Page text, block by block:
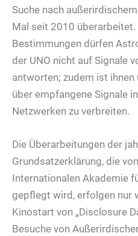
Suche nach
Mal seit 2010 überarbeitet.
Bestimmungen dürfen
der UNO nicht auf Signale
antworten; zudem ist
über empfangene Signale
Netzwerken zu verbreiten.
Die Überarbeitungen der
Grundsatzerklärung, die
Internationalen Akademie
gepflegt wird, erfolgen nur
Kinostart von „Disclosure
Besuche von